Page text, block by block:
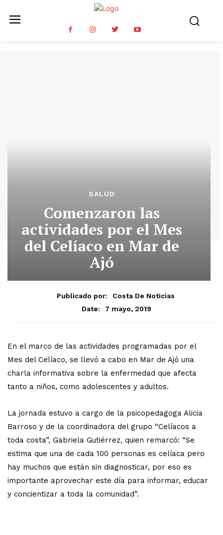
SALUD
Comenzaron las
actividades por el Mes
del Celíaco en Mar de
Ajó
Publicado por:
Costa De Noticias
Date:
7 mayo, 2019
En el marco de las actividades programadas por el
Mes del Celíaco, se llevó a cabo en Mar de Ajó una
charla informativa sobre la enfermedad que afecta
tanto a niños, como adolescentes y adultos.
La jornada estuvo a cargo de la psicopedagoga Alicia
Barroso y de la coordinadora del grupo “Celíacos a
toda costa”, Gabriela Gutiérrez, quien remarcó: “Se
estima que una de cada 100 personas es celíaca pero
hay muchos que están sin diagnosticar, por eso es
importante aprovechar este día para informar, educar
y concientizar a toda la comunidad”.